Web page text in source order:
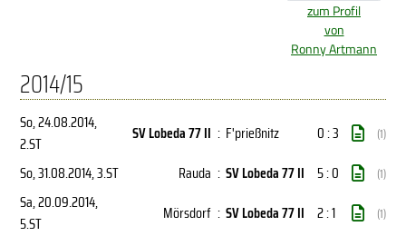
zum Profil
von
Ronny Artmann
2014/15
So, 24.08.2014,
2.ST
SV Lobeda 77 II : F'prießnitz 0 : 3 (1)
So, 31.08.2014, 3.ST Rauda : SV Lobeda 77 II 5 : 0 (1)
Sa, 20.09.2014,
5.ST
Mörsdorf : SV Lobeda 77 II 2 : 1 (1)